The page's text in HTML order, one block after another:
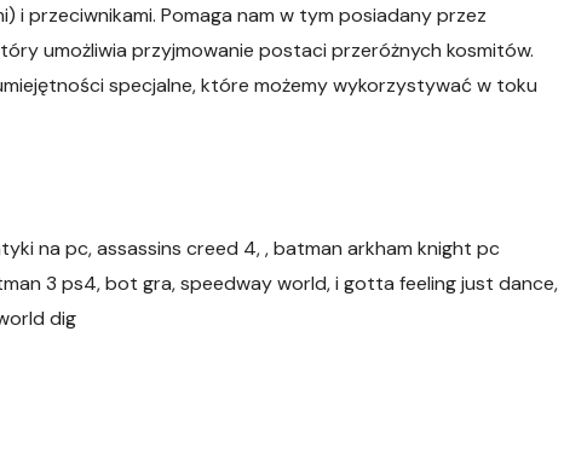
i przeciwnikami. Pomaga nam w tym posiadany przez
umożliwia przyjmowanie postaci przeróżnych kosmitów.
specjalne, które możemy wykorzystywać w toku
na pc, assassins creed 4, , batman arkham knight pc
3 ps4, bot gra, speedway world, i gotta feeling just dance,
dig